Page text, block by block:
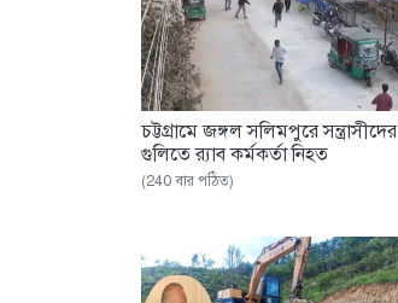
চট্টগ্রামে জঙ্গল সলিমপুরে সন্ত্রাসীদের
গুলিতে র‌্যাব কর্মকর্তা নিহত
(240 বার পঠিত)